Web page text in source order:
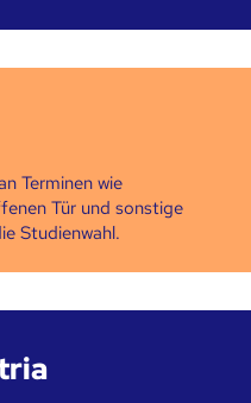
Terminen wie
Tür und sonstige
Studienwahl.